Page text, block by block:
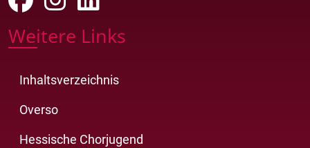
Weitere Links
Inhaltsverzeichnis
Overso
Hessische Chorjugend